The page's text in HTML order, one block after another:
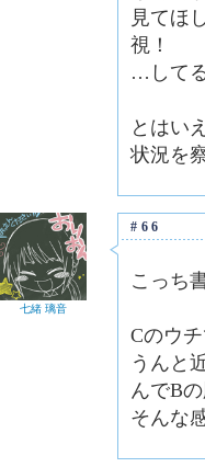
見てほ
視！
…して
とはい
状況を
七緒 璃音
#66
こっち
Cのウ
うんと
んでB
そんな